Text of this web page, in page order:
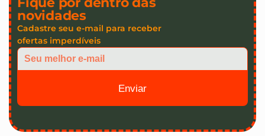
novidades
Cadastre seu e-mail para receber
ofertas imperdíveis
Enviar